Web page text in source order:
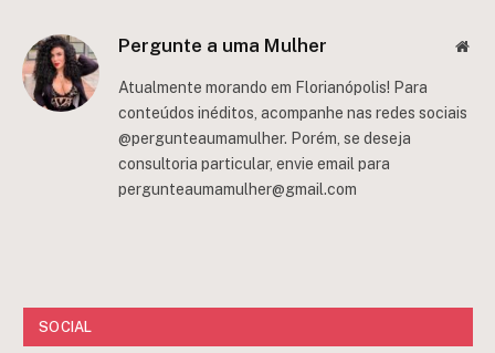
Pergunte a uma Mulher
Atualmente morando em Florianópolis! Para
conteúdos inéditos, acompanhe nas redes sociais
@pergunteaumamulher. Porém, se deseja
consultoria particular, envie email para
pergunteaumamulher@gmail.com
SOCIAL